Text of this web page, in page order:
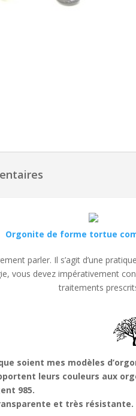
Orgonite de forme tortue
parler. Il s’agit d’une
vous devez impérativement
traitements
soient mes modèles
leurs couleurs aux
985.
et très résistante.